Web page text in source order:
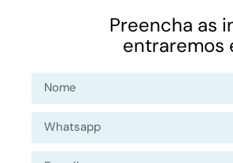
Preencha as
entraremos